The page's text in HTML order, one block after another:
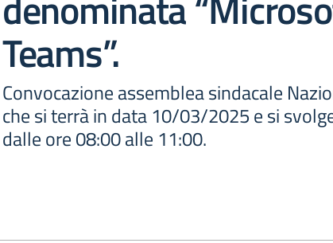
Teams”.
Convocazione assemblea sindacale
che si terrà in data 10/03/2025 e si
dalle ore 08:00 alle 11:00.